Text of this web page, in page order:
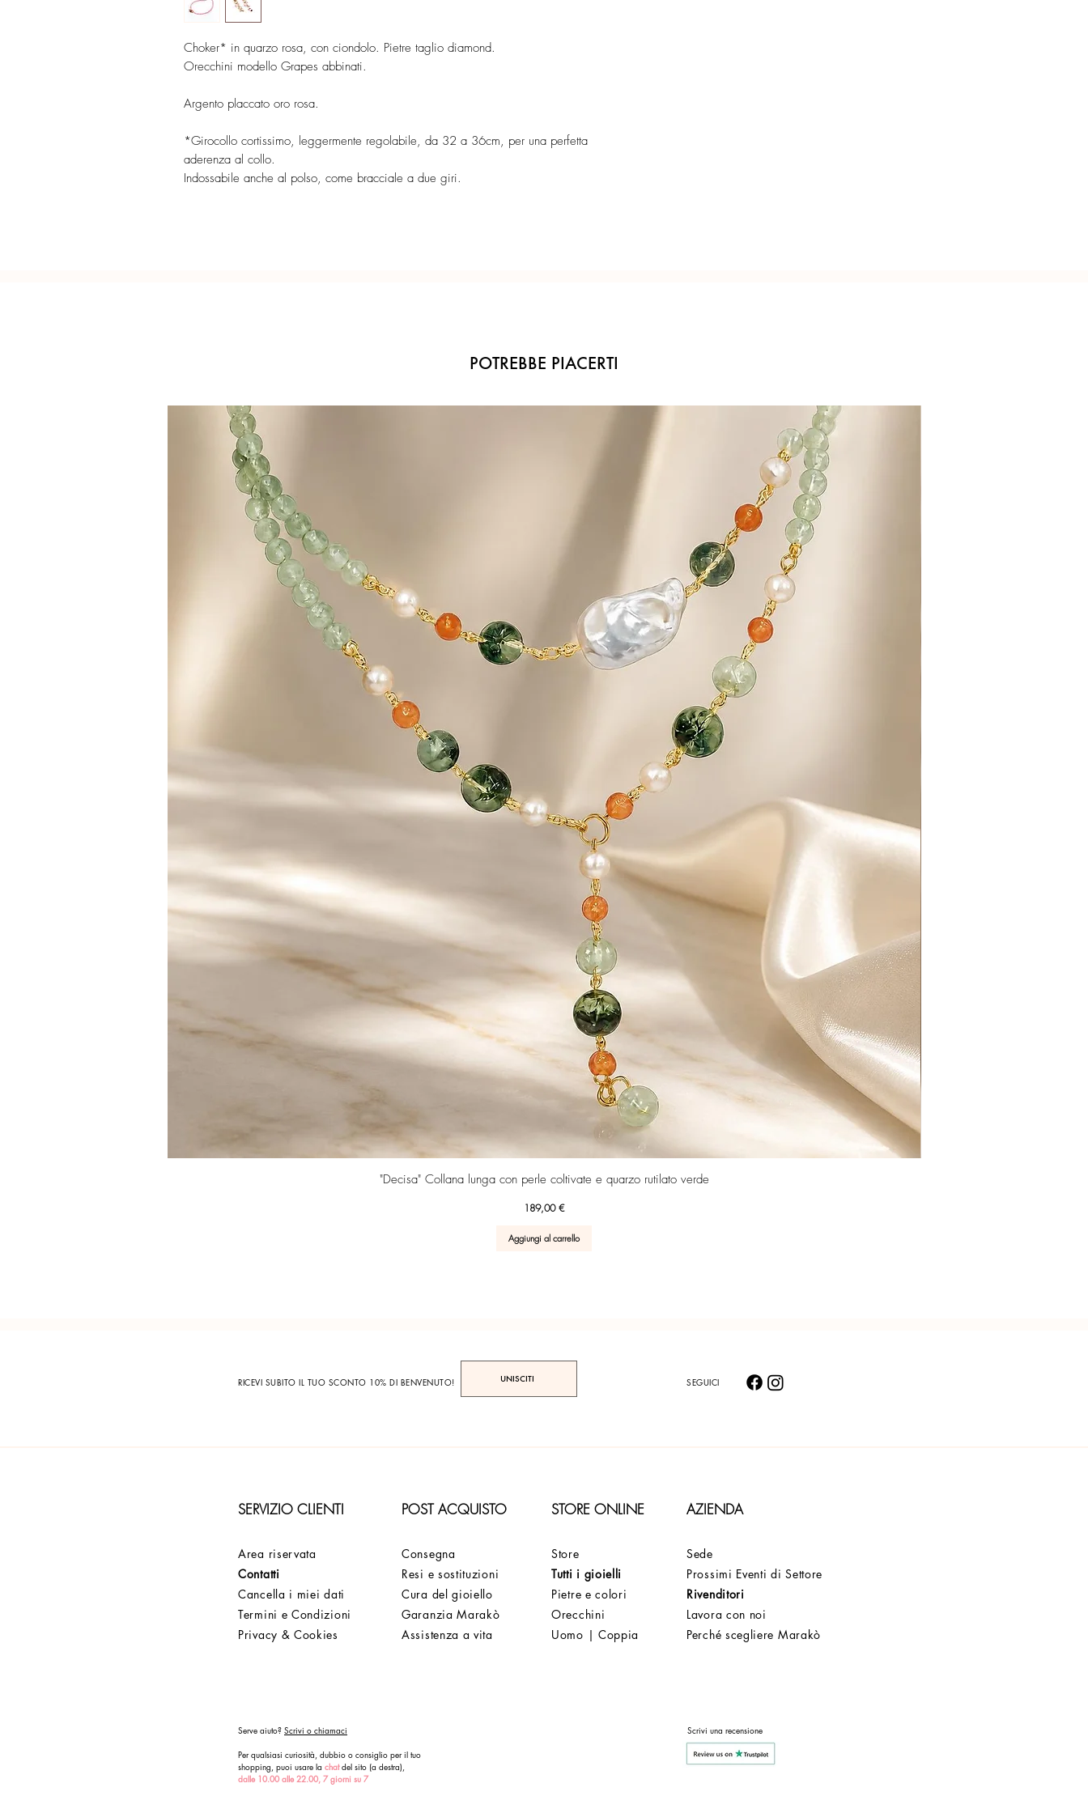
Choker* in quarzo rosa, con ciondolo. Pietre taglio diamond.
Orecchini modello Grapes abbinati.
Argento placcato oro rosa.
*Girocollo cortissimo, leggermente regolabile, da 32 a 36cm, per una perfetta
aderenza al collo.
Indossabile anche al polso, come bracciale a due giri.
POTREBBE PIACERTI
Vista rapida
"Decisa" Collana lunga con perle coltivate e quarzo rutilato verde
Prezzo
189,00 €
Aggiungi al carrello
RICEVI SUBITO IL TUO SCONTO 10% DI BENVENUTO! UNISCITI SEGUICI
SERVIZIO CLIENTI POST ACQUISTO STORE ONLINE AZIENDA
Area riservata
Contatti
Cancella i miei dati
Termini e Condizioni
Privacy & Cookies
Consegna
Resi e sostituzioni
Cura del gioiello
Garanzia Marakò
Assistenza a vita
Store
Tutti i gioielli
Pietre e colori
Orecchini
Uomo | Coppia
Sede
Prossimi Eventi di Settore
Rivenditori
Lavora con noi
Perché scegliere Marakò
Serve aiuto? Scrivi o chiamaci
Per qualsiasi curiosità, dubbio o consiglio per il tuo
shopping, puoi usare la chatdel sito (a destra),
dalle 10.00 alle 22.00, 7 giorni su 7
Scrivi una recensione